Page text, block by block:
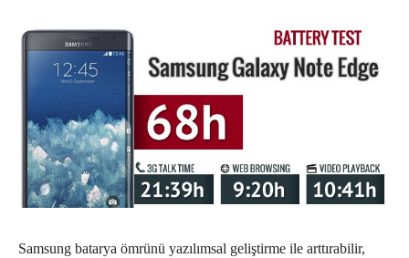
Samsung batarya ömrünü yazılımsal geliştirme ile arttırabilir,